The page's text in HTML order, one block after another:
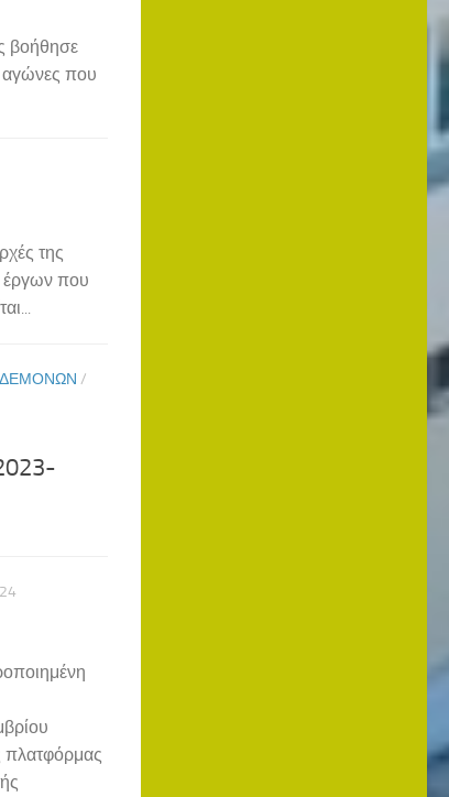
βοήθησε
αγώνες που
της
έργων που
/
πλατφόρμας